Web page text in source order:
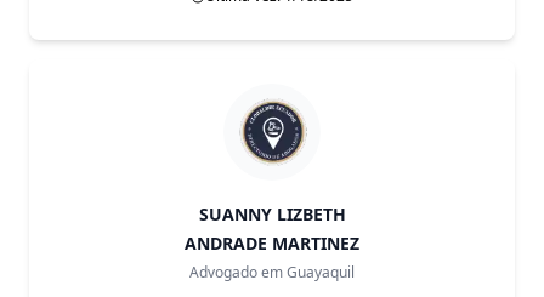
SUANNY LIZBETH
ANDRADE MARTINEZ
Advogado emGuayaquil